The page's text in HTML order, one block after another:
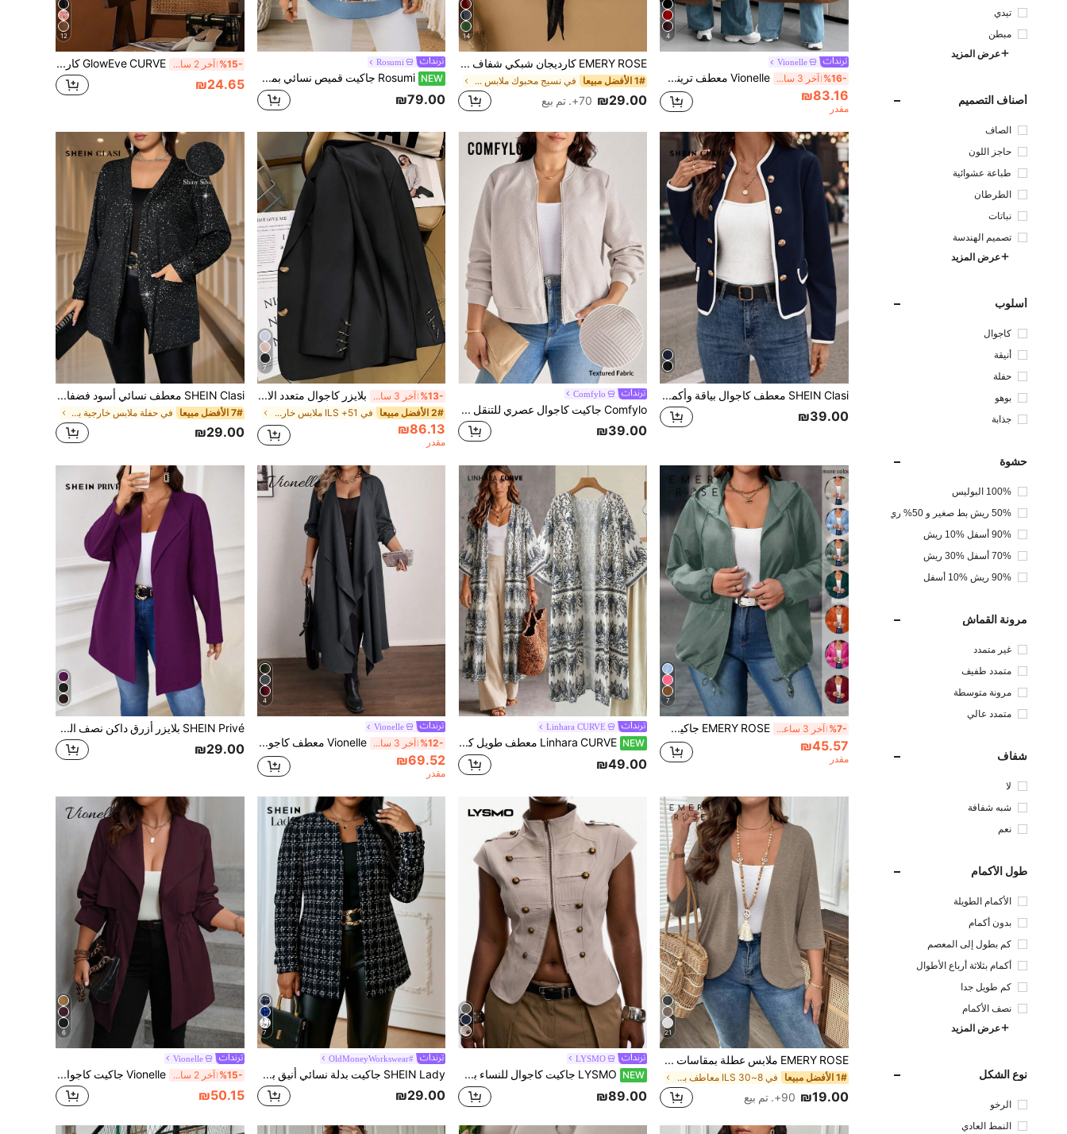
تيدي
مبطن
عرض المزيد
أصناف التصميم
الصاف
حاجز اللون
طباعة عشوائية
الطرطان
نباتات
تصميم الهندسة
عرض المزيد
أسلوب
كاجوال
أنيقة
حفلة
بوهو
جذابة
حشوة
100% البوليس
50% ريش بط صغير و 50% ري
90% أسفل %10 ريش
70% أسفل %30 ريش
90% ريش %10 أسفل
مرونة القماش
غير متمدد
متمدد طفيف
مرونة متوسطة
متمدد عالي
شفاف
لا
شبه شفافة
نعم
طول الأكمام
الأكمام الطويلة
بدون أكمام
كم بطول إلى المعصم
أكمام بثلاثة أرباع الأطوال
كم طويل جدا
نصف الأكمام
عرض المزيد
نوع الشكل
الرخو
النمط العادي
4
Vionelle
%16- آخر 3 ساعة أيام Vionelle معطف ترينش فضفاض بلون أحادي مقاس كبير الحجم
₪83.16
مقدر
14
EMERY ROSE كارديجان شبكي شفاف بأكمام نصفية خفيف الوزن للشاطئ/العطلات للمرأة بمقاسات كبيرة أنيقة من التطريز
1# الأفضل مبيعا في نسيج محبوك ملابس خارجية بمقاسات كبيرة
₪29.00 70+. تم بيع
Rosumi
NEW Rosumi جاكيت قميص نسائي بمقاسات كبيرة بنقشة مربعات وألوان متباينة مع غطاء رأس وأكمام طويلة وأزرار، كاجوال للخروج اليومي، معطف شتوي خارجي، موضة خريف 2026
₪79.00
12
%15- آخر 2 ساعة أيام GlowEve CURVE كارديجان نسائي كاجوال من الشيفون قابل للتنفس مقاس كبير
₪24.65
SHEIN Clasi معطف كاجوال بياقة وأكمام طويلة مزدوج الصدر للنساء ذوات الحجم الكبير في فصل الخريف
₪39.00
Comfylo
Comfylo جاكيت كاجوال عصري للتنقل اليومي بلون موحد وملمس بارز مقاس كبير
₪39.00
7
%13- آخر 3 ساعة أيام بلايزر كاجوال متعدد الاستخدامات للارتداء اليومي للنساء ذوات الحجم الكبير، أحادي الصدر، بلون واحد، مناسب للربيع
2# الأفضل مبيعا في 51+ ILS ملابس خارجية بمقاسات كبيرة
₪86.13
مقدر
SHEIN Clasi معطف نسائي أسود فضفاض كبير الحجم بأكمام طويلة مصنوع من قماش لامع مطبوع عليه بالختم الساخن، جيب، مريح وناعم وبراق
7# الأفضل مبيعا في حفلة ملابس خارجية بمقاسات كبيرة
₪29.00
7
%7- آخر 3 ساعة أيام EMERY ROSE جاكيت ذات غطاء رأس بتصميم كاجوال بلون أحادي
₪45.57
مقدر
Linhara CURVE
NEW Linhara CURVE معطف طويل كاجوال مطبوع للنساء بمقاسات كبيرة، مناسب للعطلات والخروجات
₪49.00
4
Vionelle
%12- آخر 3 ساعة أيام Vionelle معطف كاجوال طويل مع ياقة مائلة للمرأة المقاسات الكبيرة، كارديجان طويل للنساء
₪69.52
مقدر
SHEIN Privé بلايزر أزرق داكن نصف الطول كاجوال للمرأة البدينة للارتداء اليومي
₪29.00
21
EMERY ROSE ملابس عطلة بمقاسات كبيرة للنساء كارديجان بلون موحد وحافة غير متماثلة جاكيت كاجوال للمنتجع
1# الأفضل مبيعا في 8~30 ILS معاطف بمقاسات كبيرة
₪19.00 90+. تم بيع
LYSMO
NEW LYSMO جاكيت كاجوال للنساء بمقاس كبير مع أزرار وسحاب وأكمام مغطاة
₪89.00
7
OldMoneyWorkswear#
SHEIN Lady جاكيت بدلة نسائي أنيق بطبعة مربعات مفتوح من الأمام مقاس كبير، ملابس صيفية للنساء، فساتين صيفية للنساء، ملابس عطلات للنساء، ملابس شاطئ للنساء، فستان ضيفة زفاف للنساء، فساتين عيد ميلاد للنساء، ملابس عمل كاجوال بطبعة فهد للنساء، ملابس عيد ميلاد للنساء، ملابس 4 يوليو للنساء، ملابس خريفية للنساء، ملابس خريف للنساء، جاكيتات، ملابس معلمات للنساء، جاكيت تويد للنساء، جاكيت تويد مقاس كبير للنساء، بليزر تويد للنساء، بليزر مكتب للنساء، جاكيت تويد للنساء
₪29.00
6
Vionelle
%15- آخر 2 ساعة أيام Vionelle جاكيت كاجوال بخصر عريض بحبل ربط، لون سادة، مقاس كبير، موديل خريفي
₪50.15